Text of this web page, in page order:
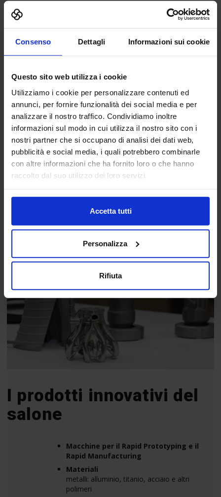
Consenso Dettagli Informazioni sui cookie
Questo sito web utilizza i cookie
Utilizziamo i cookie per personalizzare contenuti ed
annunci, per fornire funzionalità dei social media e per
analizzare il nostro traffico. Condividiamo inoltre
informazioni sul modo in cui utilizza il nostro sito con i
nostri partner che si occupano di analisi dei dati web,
pubblicità e social media, i quali potrebbero combinarle
con altre informazioni che ha fornito loro o che hanno
raccolto dal suo utilizzo dei loro servizi.
Accetta tutti
Personalizza
Rifiuta
Ergonomic customization.
Organizzato da: WASP, Giorgio Gurioli
Saloni espositivi
Tutti i saloni
3D Print Hub
Elettronica e IoT Hub
Ar/Vr Hub
Robot Hub
Social Media Marketing Hub
I prodotti innovativi del
salone
Macchine per il Rapid Prototyping e il
Rapid Manufacturing
Materiali
metalli: alluminio, titanio, acciaio e altri
polimeri